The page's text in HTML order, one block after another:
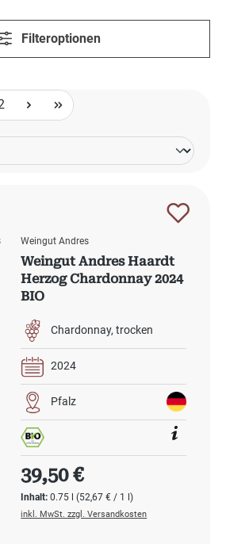
Filteroptionen
Weingut Andres
Weingut Andres Haardt
Herzog Chardonnay 2024
BIO
Chardonnay trocken
2024
Pfalz
Inhalt:0.75 l(52,67 € / 1 l)
Regulärer Preis:
39,50 €
inkl. MwSt. zzgl. Versandkosten